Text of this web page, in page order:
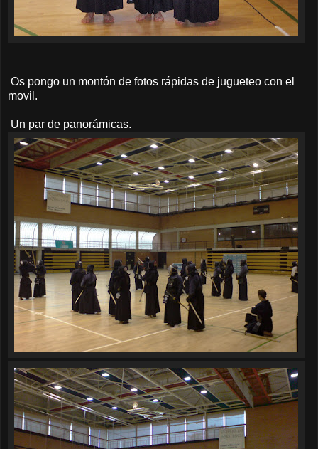
Os pongo un montón de fotos rápidas de jugueteo con el
movil.
Un par de panorámicas.